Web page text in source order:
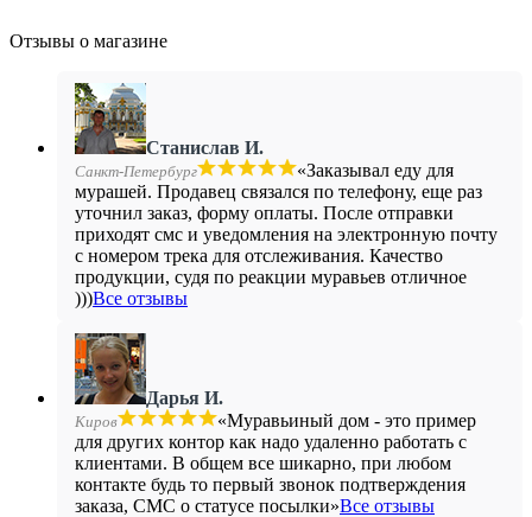
Отзывы о магазине
Станислав И.
Санкт-Петербург
«Заказывал еду для
мурашей. Продавец связался по телефону, еще раз
уточнил заказ, форму оплаты. После отправки
приходят смс и уведомления на электронную почту
с номером трека для отслеживания. Качество
продукции, судя по реакции муравьев отличное
)))Все отзывы
Дарья И.
Киров
«Муравьиный дом - это пример
для других контор как надо удаленно работать с
клиентами. В общем все шикарно, при любом
контакте будь то первый звонок подтверждения
заказа, СМС о статусе посылки»Все отзывы